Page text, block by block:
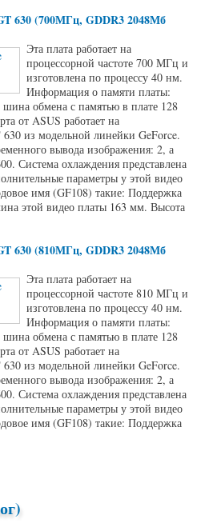
630 (700МГц, GDDR3 2048Мб
Эта плата работает на
процессорной частоте 700 МГц и
изготовлена по процессу 40 нм.
Информация о памяти платы:
обмена с памятью в плате 128
от ASUS работает на
630 из модельной линейки GeForce.
вывода изображения: 2, а
Система охлаждения представлена
параметры у этой видео
имя (GF108) такие: Поддержка
этой видео платы 163 мм. Высота
630 (810МГц, GDDR3 2048Мб
Эта плата работает на
процессорной частоте 810 МГц и
изготовлена по процессу 40 нм.
Информация о памяти платы:
обмена с памятью в плате 128
от ASUS работает на
630 из модельной линейки GeForce.
вывода изображения: 2, а
Система охлаждения представлена
параметры у этой видео
имя (GF108) такие: Поддержка